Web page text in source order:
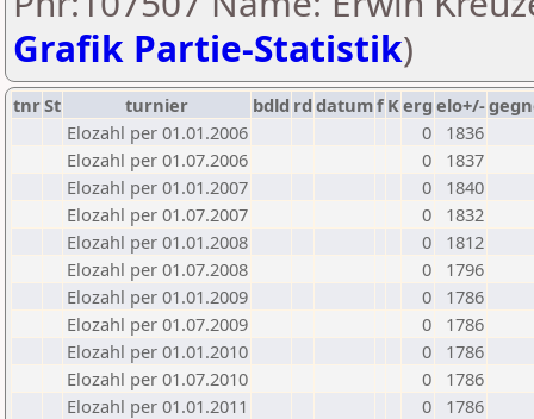
Grafik Partie-Statistik)
tnrSt turnier bdld rd datumf Kerg elo+/-
Elozahl per 01.01.2006
0
1836
Elozahl per 01.07.2006
0
1837
Elozahl per 01.01.2007
0
1840
Elozahl per 01.07.2007
0
1832
Elozahl per 01.01.2008
0
1812
Elozahl per 01.07.2008
0
1796
Elozahl per 01.01.2009
0
1786
Elozahl per 01.07.2009
0
1786
Elozahl per 01.01.2010
0
1786
Elozahl per 01.07.2010
0
1786
Elozahl per 01.01.2011
0
1786